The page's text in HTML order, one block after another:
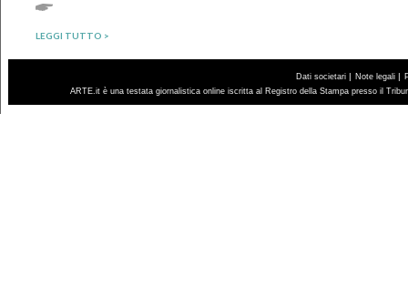
LEGGI TUTTO >
Dati societari | Note legali |
ARTE.it è una testata giornalistica online iscritta al Registro della Stampa presso il